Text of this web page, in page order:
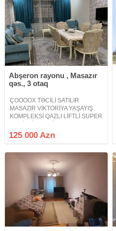
Abşeron rayonu , Masazır
qəs., 3 otaq
ÇOOOOX TƏCİLİ SATILIR
MASAZIR VİKTORİYA YAŞAYIŞ
KOMPLEKSİ QAZLI LİFTLİ SUPER
sakit ideal kompleksi Viktoriya
yaşayış kompleksində super
hamam sanitar
125 000 Azn